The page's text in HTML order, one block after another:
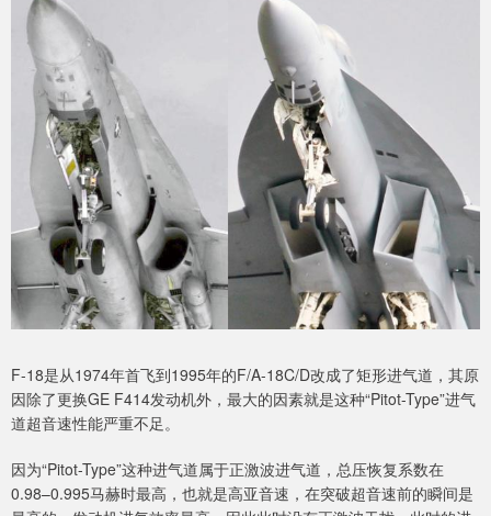
F-18是从1974年首飞到1995年的F/A-18C/D改成了矩形进气道，其原
因除了更换GE F414发动机外，最大的因素就是这种“Pitot-Type”进气
道超音速性能严重不足。
因为“Pitot-Type”这种进气道属于正激波进气道，总压恢复系数在
0.98–0.995马赫时最高，也就是高亚音速，在突破超音速前的瞬间是